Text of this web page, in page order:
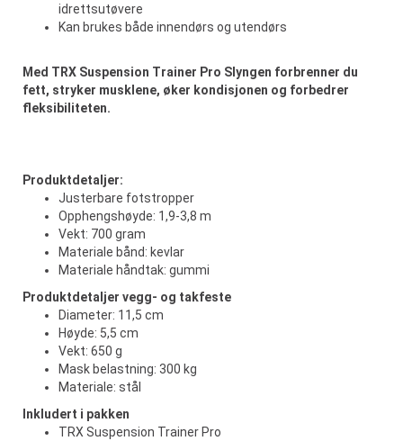
idrettsutøvere
Kan brukes både innendørs og utendørs
Med TRX Suspension Trainer Pro Slyngen forbrenner du
fett, stryker musklene, øker kondisjonen og forbedrer
fleksibiliteten.
Produktdetaljer:
Justerbare fotstropper
Opphengshøyde: 1,9-3,8 m
Vekt: 700 gram
Materiale bånd: kevlar
Materiale håndtak: gummi
Produktdetaljer vegg- og takfeste
Diameter: 11,5 cm
Høyde: 5,5 cm
Vekt: 650 g
Mask belastning: 300 kg
Materiale: stål
Inkludert i pakken
TRX Suspension Trainer Pro